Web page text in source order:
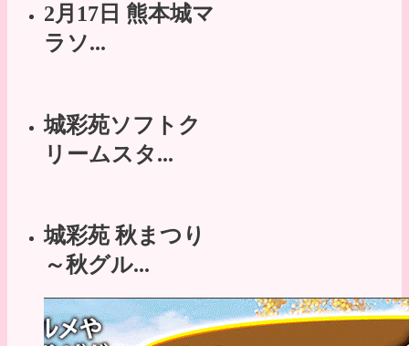
2月17日 熊本城マ
ラソ...
城彩苑ソフトク
リームスタ...
城彩苑 秋まつり
～秋グル...